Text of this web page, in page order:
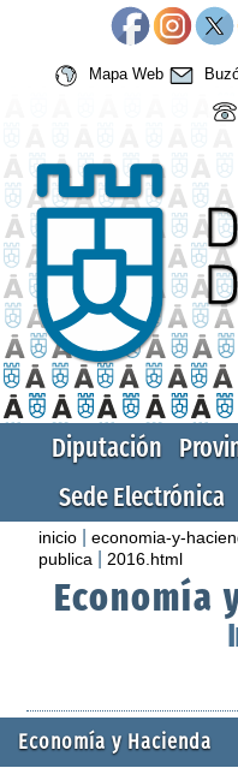
Mapa Web
Diputación
Sede Electrónica
inicio |economia-y-
publica
2016.html
Economía
Economía y Hacienda